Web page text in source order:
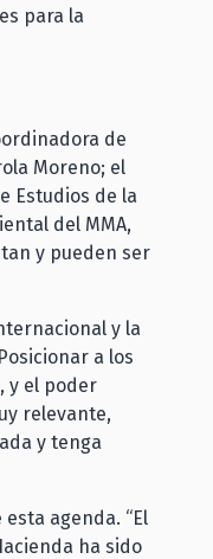
para la
de
Moreno; el
Estudios de la
del MMA,
y pueden ser
y la
a los
y el poder
relevante,
y tenga
agenda. “El
ha sido